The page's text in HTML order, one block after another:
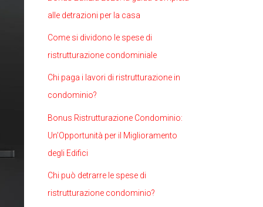
alle detrazioni per la casa
Come si dividono le spese di
ristrutturazione condominiale
Chi paga i lavori di ristrutturazione in
condominio?
Bonus Ristrutturazione Condominio:
Un’Opportunità per il Miglioramento
degli Edifici
Chi può detrarre le spese di
ristrutturazione condominio?